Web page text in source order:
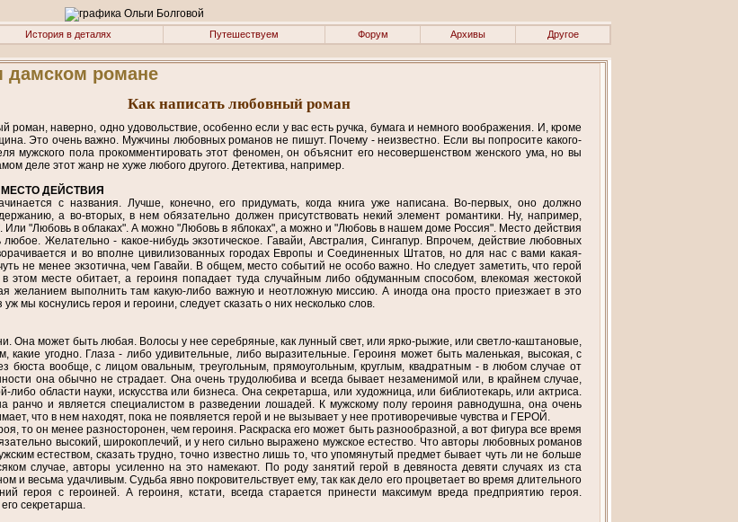
История в деталях Путешествуем Форум Архивы Другое
романе
Как написать любовный роман
роман, наверно, одно удовольствие, особенно если у вас есть ручка, бумага и немного воображения. И, кроме
Это очень важно. Мужчины любовных романов не пишут. Почему - неизвестно. Если вы попросите какого-
мужского пола прокомментировать этот феномен, он объяснит его несовершенством женского ума, но вы
деле этот жанр не хуже любого другого. Детектива, например.
ДЕЙСТВИЯ
с названия. Лучше, конечно, его придумать, когда книга уже написана. Во-первых, оно должно
а во-вторых, в нем обязательно должен присутствовать некий элемент романтики. Ну, например,
Или "Любовь в облаках". А можно "Любовь в яблоках", а можно и "Любовь в нашем доме Россия". Место действия
Желательно - какое-нибудь экзотическое. Гавайи, Австралия, Сингапур. Впрочем, действие любовных
и во вполне цивилизованных городах Европы и Соединенных Штатов, но для нас с вами какая-
не менее экзотична, чем Гавайи. В общем, место событий не особо важно. Но следует заметить, что герой
этом месте обитает, а героиня попадает туда случайным либо обдуманным способом, влекомая жестокой
желанием выполнить там какую-либо важную и неотложную миссию. А иногда она просто приезжает в это
мы коснулись героя и героини, следует сказать о них несколько слов.
Она может быть любая. Волосы у нее серебряные, как лунный свет, или ярко-рыжие, или светло-каштановые,
какие угодно. Глаза - либо удивительные, либо выразительные. Героиня может быть маленькая, высокая, с
бюста вообще, с лицом овальным, треугольным, прямоугольным, круглым, квадратным - в любом случае от
она обычно не страдает. Она очень трудолюбива и всегда бывает незаменимой или, в крайнем случае,
либо области науки, искусства или бизнеса. Она секретарша, или художница, или библиотекарь, или актриса.
ранчо и является специалистом в разведении лошадей. К мужскому полу героиня равнодушна, она очень
что в нем находят, пока не появляется герой и не вызывает у нее противоречивые чувства и ГЕРОЙ.
то он менее разносторонен, чем героиня. Раскраска его может быть разнообразной, а вот фигура все время
высокий, широкоплечий, и у него сильно выражено мужское естество. Что авторы любовных романов
естеством, сказать трудно, точно известно лишь то, что упомянутый предмет бывает чуть ли не больше
случае, авторы усиленно на это намекают. По роду занятий герой в девяноста девяти случаях из ста
и весьма удачливым. Судьба явно покровительствует ему, так как дело его процветает во время длительного
героя с героиней. А героиня, кстати, всегда старается принести максимум вреда предприятию героя.
секретарша.